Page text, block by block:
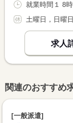
就業時間１ 8
土曜日，日曜
求人
関連のおすすめ
[一般派遣]